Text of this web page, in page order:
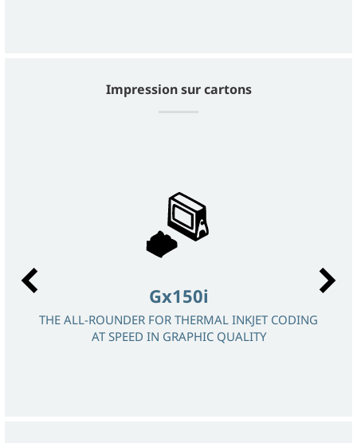
Impression sur cartons
Gx150i
THE ALL-ROUNDER FOR THERMAL INKJET CODING
AT SPEED IN GRAPHIC QUALITY